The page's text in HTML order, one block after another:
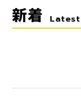
新着 Latest